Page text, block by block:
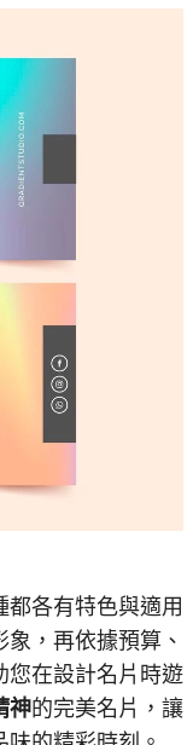
各有特色與適用
，再依據預算、
您在設計名片時遊
神的完美名片，讓